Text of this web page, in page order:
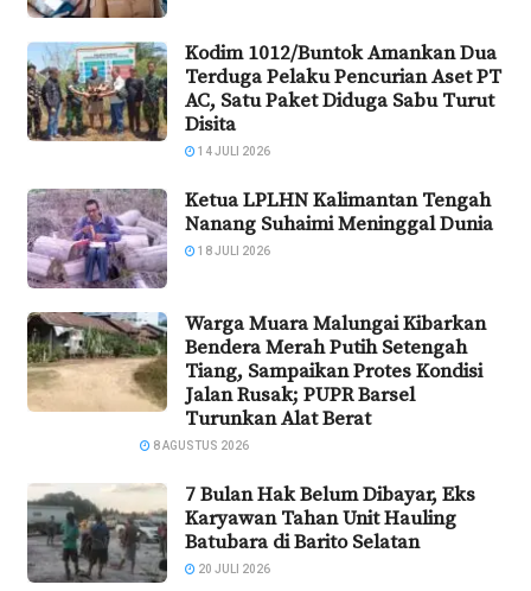
Kodim 1012/Buntok Amankan Dua
Terduga Pelaku Pencurian Aset PT
AC, Satu Paket Diduga Sabu Turut
Disita
14 JULI 2026
Ketua LPLHN Kalimantan Tengah
Nanang Suhaimi Meninggal Dunia
18 JULI 2026
Warga Muara Malungai Kibarkan
Bendera Merah Putih Setengah
Tiang, Sampaikan Protes Kondisi
Jalan Rusak; PUPR Barsel
Turunkan Alat Berat
8 AGUSTUS 2026
7 Bulan Hak Belum Dibayar, Eks
Karyawan Tahan Unit Hauling
Batubara di Barito Selatan
20 JULI 2026